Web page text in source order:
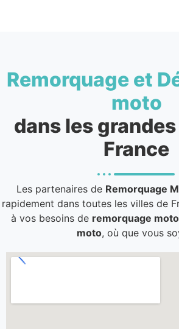
Remorquage et
moto
dans les
France
Les partenaires de Remorquage
rapidement dans toutes les villes de
à vos besoins de remorquage moto
moto, où que vous